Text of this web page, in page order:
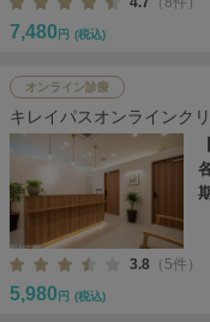
7,480 円 (税込)
オンライン診療
キレイパスオンラインク
3.8 （5件）
5,980 円 (税込)